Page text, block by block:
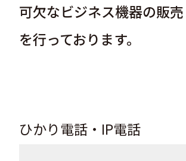
可欠なビジネス機器の販
を行っております。
ひかり電話・IP電話